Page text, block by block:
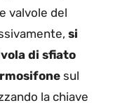
valvole del
si
di sfiato
sul
la chiave